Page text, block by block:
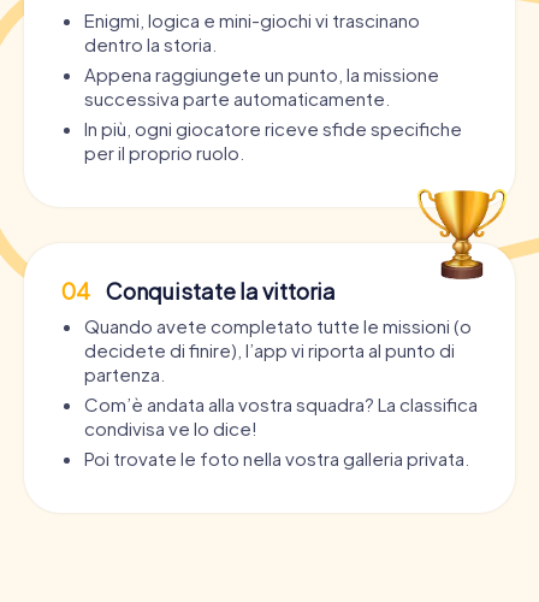
Enigmi, logica e mini-giochi vi trascinano
dentro la storia.
Appena raggiungete un punto, la missione
successiva parte automaticamente.
In più, ogni giocatore riceve sfide specifiche
per il proprio ruolo.
04 Conquistate la vittoria
Quando avete completato tutte le missioni (o
decidete di finire), l’app vi riporta al punto di
partenza.
Com’è andata alla vostra squadra? La classifica
condivisa ve lo dice!
Poi trovate le foto nella vostra galleria privata.